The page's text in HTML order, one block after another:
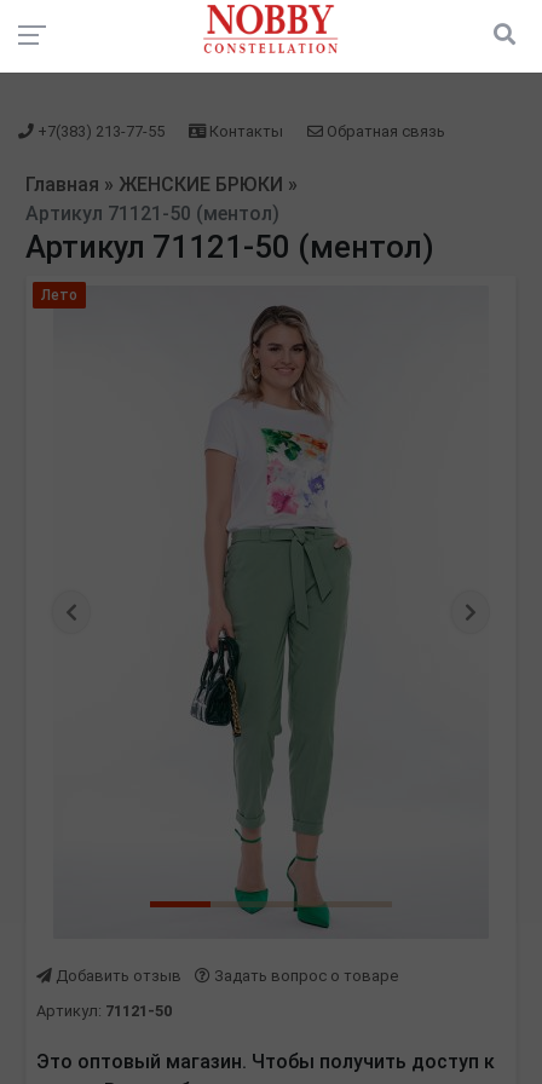
зарегистрироваться" />зарегистрироваться" />
+7(383) 213-77-55 Контакты Обратная связь
Главная » ЖЕНСКИЕ БРЮКИ »
Артикул 71121-50 (ментол)
Артикул 71121-50 (ментол)
Лето
Предыдущая
Добавить отзыв
Задать вопрос о товаре
Артикул: 71121-50
Это оптовый магазин. Чтобы получить доступ к